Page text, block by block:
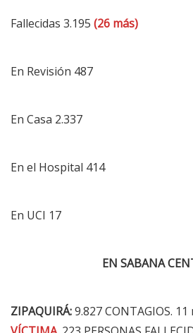
Fallecidas 3.195 (26 más)
En Revisión 487
En Casa 2.337
En el Hospital 414
En UCI 17
EN SABANA
ZIPAQUIRÁ:9.827 CONTAGIOS. 11